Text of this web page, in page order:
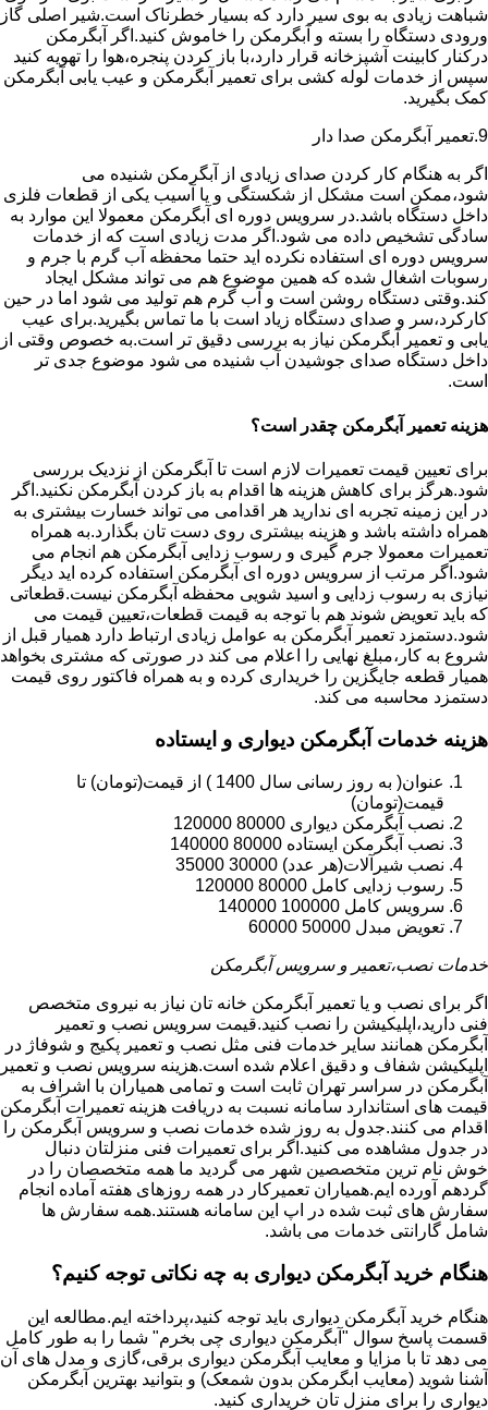
شباهت زیادی به بوی سیر دارد که بسیار خطرناک است.شیر اصلی گاز
ورودی دستگاه را بسته و آبگرمکن را خاموش کنید.اگر آبگرمکن
درکنار کابینت آشپزخانه قرار دارد،با باز کردن پنجره،هوا را تهویه کنید
سپس از خدمات لوله کشی برای تعمیر آبگرمکن و عیب یابی آبگرمکن
کمک بگیرید.
9.تعمیر آبگرمکن صدا دار
اگر به هنگام کار کردن صدای زیادی از آبگرمکن شنیده می
شود،ممکن است مشکل از شکستگی و یا آسیب یکی از قطعات فلزی
داخل دستگاه باشد.در سرویس دوره ای آبگرمکن معمولا این موارد به
سادگی تشخیص داده می شود.اگر مدت زیادی است که از خدمات
سرویس دوره ای استفاده نکرده اید حتما محفظه آب گرم با جرم و
رسوبات اشغال شده که همین موضوع هم می تواند مشکل ایجاد
کند.وقتی دستگاه روشن است و آب گرم هم تولید می شود اما در حین
کارکرد،سر و صدای دستگاه زیاد است با ما تماس بگیرید.برای عیب
یابی و تعمیر آبگرمکن نیاز به بررسی دقیق تر است.به خصوص وقتی از
داخل دستگاه صدای جوشیدن آب شنیده می شود موضوع جدی تر
است.
هزینه تعمیر آبگرمکن چقدر است؟
برای تعیین قیمت تعمیرات لازم است تا آبگرمکن از نزدیک بررسی
شود.هرگز برای کاهش هزینه ها اقدام به باز کردن آبگرمکن نکنید.اگر
در این زمینه تجربه ای ندارید هر اقدامی می تواند خسارت بیشتری به
همراه داشته باشد و هزینه بیشتری روی دست تان بگذارد.به همراه
تعمیرات معمولا جرم گیری و رسوب زدایی آبگرمکن هم انجام می
شود.اگر مرتب از سرویس دوره ای آبگرمکن استفاده کرده اید دیگر
نیازی به رسوب زدایی و اسید شویی محفظه آبگرمکن نیست.قطعاتی
که باید تعویض شوند هم با توجه به قیمت قطعات،تعیین قیمت می
شود.دستمزد تعمیر آبگرمکن به عوامل زیادی ارتباط دارد همیار قبل از
شروع به کار،مبلغ نهایی را اعلام می کند در صورتی که مشتری بخواهد
همیار قطعه جایگزین را خریداری کرده و به همراه فاکتور روی قیمت
دستمزد محاسبه می کند.
هزینه خدمات آبگرمکن دیواری و ایستاده
عنوان( به روز رسانی سال 1400 ) از قیمت(تومان) تا
قیمت(تومان)
نصب آبگرمکن دیواری 80000 120000
نصب آبگرمکن ایستاده 80000 140000
نصب شیرآلات(هر عدد) 30000 35000
رسوب زدایی کامل 80000 120000
سرویس کامل 100000 140000
تعویض مبدل 50000 60000
خدمات نصب،تعمیر و سرویس آبگرمکن
اگر برای نصب و یا تعمیر آبگرمکن خانه تان نیاز به نیروی متخصص
فنی دارید،اپلیکیشن را نصب کنید.قیمت سرویس نصب و تعمیر
آبگرمکن همانند سایر خدمات فنی مثل نصب و تعمیر پکیج و شوفاژ در
اپلیکیشن شفاف و دقیق اعلام شده است.هزینه سرویس نصب و تعمیر
آبگرمکن در سراسر تهران ثابت است و تمامی همیاران با اشراف به
قیمت های استاندارد سامانه نسبت به دریافت هزینه تعمیرات آبگرمکن
اقدام می کنند.جدول به روز شده خدمات نصب و سرویس آبگرمکن را
در جدول مشاهده می کنید.اگر برای تعمیرات فنی منزلتان دنبال
خوش نام ترین متخصصین شهر می گردید ما همه متخصصان را در
گردهم آورده ایم.همیاران تعمیرکار در همه روزهای هفته آماده انجام
سفارش های ثبت شده در اپ این سامانه هستند.همه سفارش ها
شامل گارانتی خدمات می باشد.
هنگام خرید آبگرمکن دیواری به چه نکاتی توجه کنیم؟
هنگام خرید آبگرمکن دیواری باید توجه کنید،پرداخته ایم.مطالعه این
قسمت پاسخ سوال "آبگرمکن دیواری چی بخرم" شما را به طور کامل
می دهد تا با مزایا و معایب آبگرمکن دیواری برقی،گازی و مدل های آن
آشنا شوید (معایب ابگرمکن بدون شمعک) و بتوانید بهترین آبگرمکن
دیواری را برای منزل تان خریداری کنید.